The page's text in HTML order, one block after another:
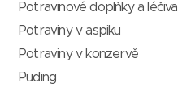
Potravinové doplňky a léčiva
Potraviny v aspiku
Potraviny v konzervě
Puding